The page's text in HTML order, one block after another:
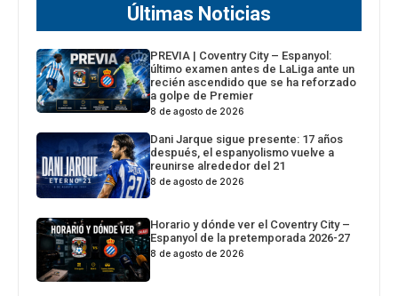
Últimas Noticias
PREVIA | Coventry City – Espanyol:
último examen antes de LaLiga ante un
recién ascendido que se ha reforzado
a golpe de Premier
8 de agosto de 2026
Dani Jarque sigue presente: 17 años
después, el espanyolismo vuelve a
reunirse alrededor del 21
8 de agosto de 2026
Horario y dónde ver el Coventry City –
Espanyol de la pretemporada 2026-27
8 de agosto de 2026